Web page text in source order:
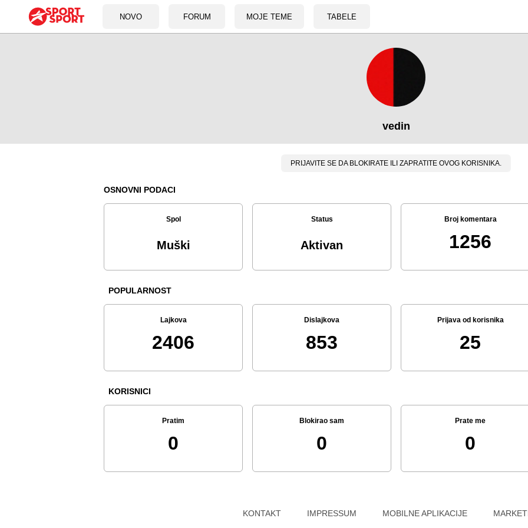
NOVO FORUM MOJE TEME TABELE
vedin
PRIJAVITE SE DA BLOKIRATE ILI ZAPRATITE OVOG KORISNIKA.
OSNOVNI PODACI
Spol
Muški
Status
Aktivan
Broj komentara
1256
POPULARNOST
Lajkova
2406
Dislajkova
853
Prijava od korisnika
25
KORISNICI
Pratim
0
Blokirao sam
0
Prate me
0
KONTAKT IMPRESSUM MOBILNE APLIKACIJE